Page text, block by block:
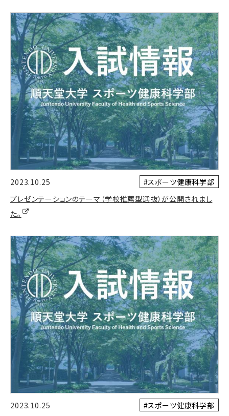
2023.10.25
#スポーツ健康科学部
プレゼンテーションのテーマ（学校推薦型選抜）が公開されまし
た。
2023.10.25
#スポーツ健康科学部